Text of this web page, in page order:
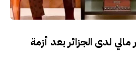
لدى الجزائر بعد أزمة